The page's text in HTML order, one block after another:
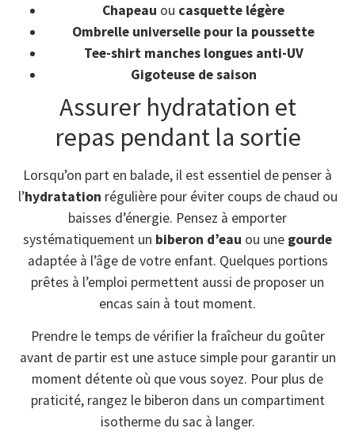
Chapeau ou casquette légère
Ombrelle universelle pour la poussette
Tee-shirt manches longues anti-UV
Gigoteuse de saison
Assurer hydratation et
repas pendant la sortie
Lorsqu’on part en balade, il est essentiel de penser à
l’hydratation régulière pour éviter coups de chaud ou
baisses d’énergie. Pensez à emporter
systématiquement un biberon d’eau ou une gourde
adaptée à l’âge de votre enfant. Quelques portions
prêtes à l’emploi permettent aussi de proposer un
encas sain à tout moment.
Prendre le temps de vérifier la fraîcheur du goûter
avant de partir est une astuce simple pour garantir un
moment détente où que vous soyez. Pour plus de
praticité, rangez le biberon dans un compartiment
isotherme du sac à langer.